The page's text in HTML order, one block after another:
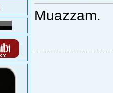
Muazzam.